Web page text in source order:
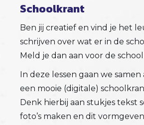
Schoolkrant
Ben jij creatief en vind je het
schrijven over wat er in de
Meld je dan aan voor de
In deze lessen gaan we samen
een mooie (digitale)
Denk hierbij aan stukjes tekst
foto’s maken en dit